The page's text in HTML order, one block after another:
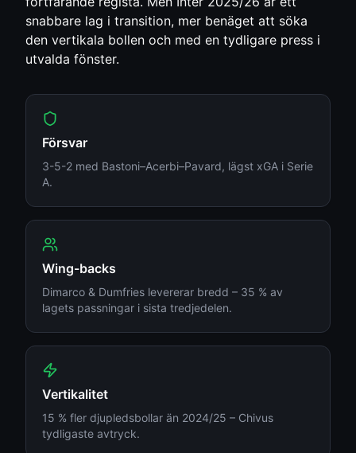
snabbare lag i transition, mer benäget att söka
den vertikala bollen och med en tydligare press i
utvalda fönster.
Försvar
3-5-2 med Bastoni–Acerbi–Pavard, lägst xGA i Serie
A.
Wing-backs
Dimarco & Dumfries levererar bredd – 35 % av
lagets passningar i sista tredjedelen.
Vertikalitet
15 % fler djupledsbollar än 2024/25 – Chivus
tydligaste avtryck.